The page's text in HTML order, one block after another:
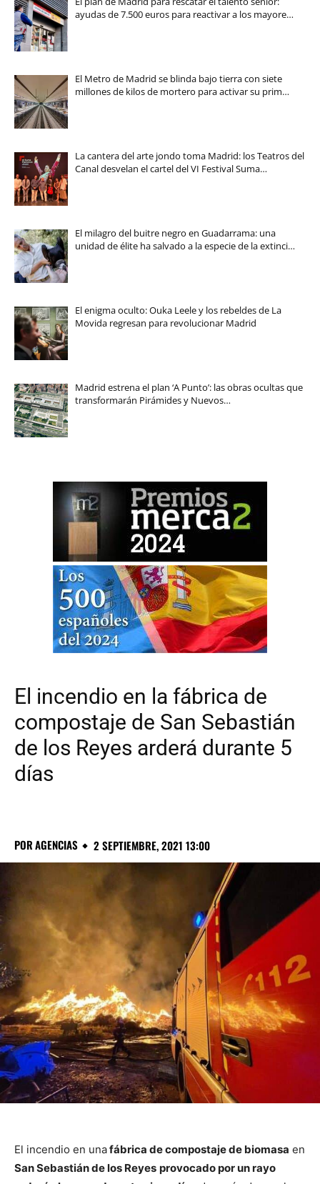
ayudas de 7.500 euros para reactivar a los mayore…
El Metro de Madrid se blinda bajo tierra con siete
millones de kilos de mortero para activar su prim…
La cantera del arte jondo toma Madrid: los Teatros del
Canal desvelan el cartel del VI Festival Suma…
El milagro del buitre negro en Guadarrama: una
unidad de élite ha salvado a la especie de la extinci…
El enigma oculto: Ouka Leele y los rebeldes de La
Movida regresan para revolucionar Madrid
Madrid estrena el plan ‘A Punto’: las obras ocultas que
transformarán Pirámides y Nuevos…
El incendio en la fábrica de
compostaje de San Sebastián
de los Reyes arderá durante 5
días
PORAGENCIAS 2 SEPTIEMBRE, 2021 13:00
El incendio en unafábrica de compostaje de biomasa en
San Sebastián de los Reyes provocado por un rayo